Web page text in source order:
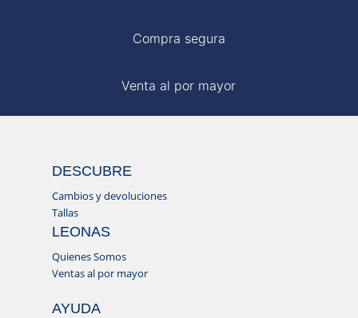
Compra segura
Venta al por mayor
DESCUBRE
Cambios y devoluciones
Tallas
LEONAS
Quienes Somos
Ventas al por mayor
AYUDA